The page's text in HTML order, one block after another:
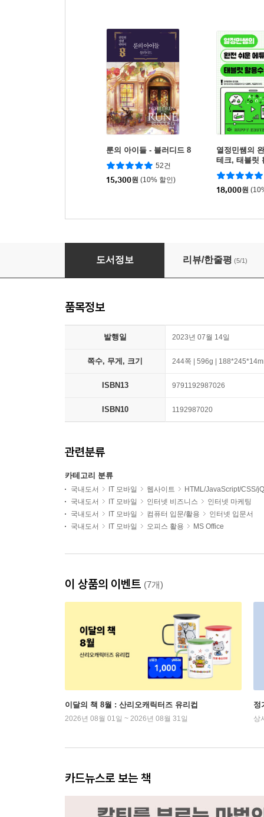
룬의 아이들 - 블러디드 8
52건
15,300원 (10% 할인)
열정민쌤의
테크, 태블릿
18,000원
자동화 실무 사례로 배우는 구글 앱스 스크립트
도서정보 리뷰/한줄평 (5/1)
품목정보
발행일 2023년 07월 14일
쪽수, 무게, 크기 244쪽 | 596g |
ISBN13 9791192987026
ISBN10 1192987020
관련분류
카테고리 분류
국내도서 IT 모바일 웹사이트
HTML/JavaScript/CSS/
국내도서
IT 모바일 인터넷 비즈니스
인터넷 마케팅
국내도서
IT 모바일 컴퓨터 입문/활용
인터넷 입문서
국내도서
IT 모바일 오피스 활용 MS Office
이 상품의 이벤트 (7개)
이달의 책 8월 : 산리오캐릭터즈 유리컵
2026년 08월 01일 ~ 2026년 08월 31일
정
상
카드뉴스로 보는 책